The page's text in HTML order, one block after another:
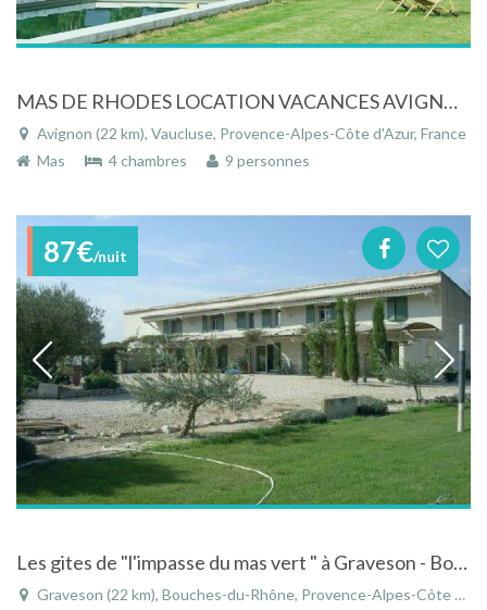
MAS DE RHODES LOCATION VACANCES AVIGNON
Avignon (22 km), Vaucluse, Provence-Alpes-Côte d'Azur, France
Mas
4 chambres 9 personnes
87€/nuit
Les gites de "l'impasse du mas vert " à Graveson - Bouches-du-Rhône - Provence-Alpes-Côte d'Azur
Graveson (22 km), Bouches-du-Rhône, Provence-Alpes-Côte d'Azur, France